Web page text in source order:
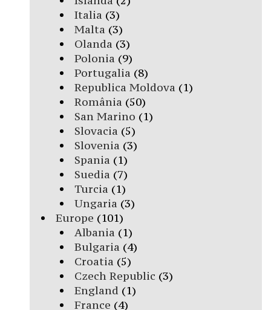
Italia (3)
Malta (3)
Olanda (3)
Polonia (9)
Portugalia (8)
Republica Moldova (1)
România (50)
San Marino (1)
Slovacia (5)
Slovenia (3)
Spania (1)
Suedia (7)
Turcia (1)
Ungaria (3)
Europe (101)
Albania (1)
Bulgaria (4)
Croatia (5)
Czech Republic (3)
England (1)
France (4)